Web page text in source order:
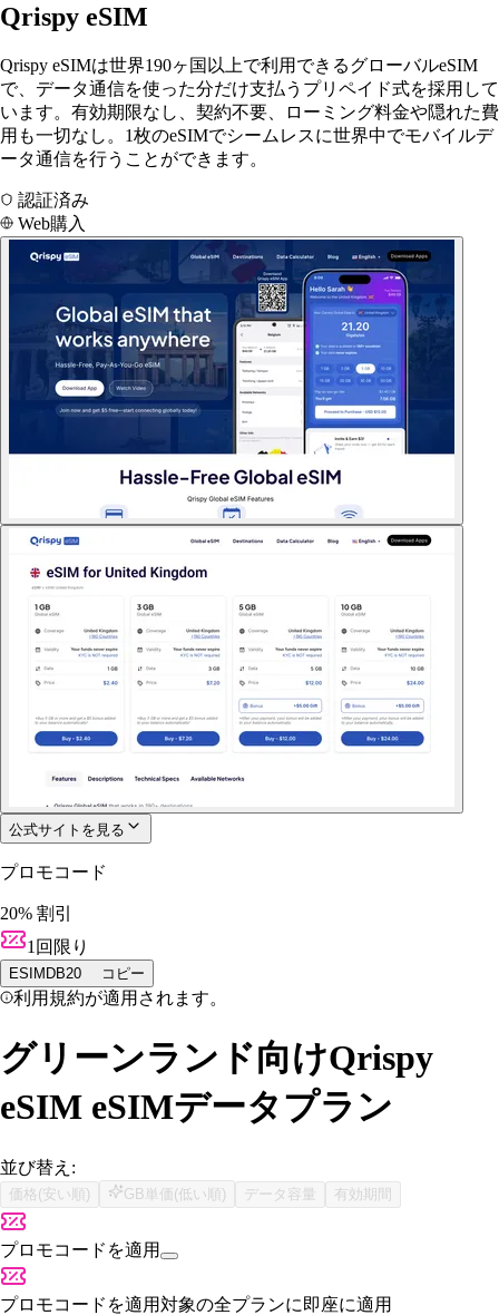
Qrispy eSIM
Qrispy eSIMは世界190ヶ国以上で利用できるグローバルeSIM
で、データ通信を使った分だけ支払うプリペイド式を採用して
います。有効期限なし、契約不要、ローミング料金や隠れた費
用も一切なし。1枚のeSIMでシームレスに世界中でモバイルデ
ータ通信を行うことができます。
認証済み
Web購入
公式サイトを見る
プロモコード
20% 割引
1回限り
ESIMDB20 コピー
利用規約が適用されます。
グリーンランド向けQrispy
eSIM eSIMデータプラン
並び替え:
価格(安い順) GB単価(低い順) データ容量 有効期間
プロモコードを適用
プロモコードを適用対象の全プランに即座に適用